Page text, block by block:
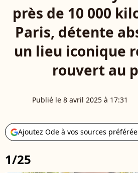
près de 10 000
Paris, détente
un lieu iconique
rouvert au
Publié le 8 avril 2025 à 17:31
Ajoutez Ode à vos sources
1/25